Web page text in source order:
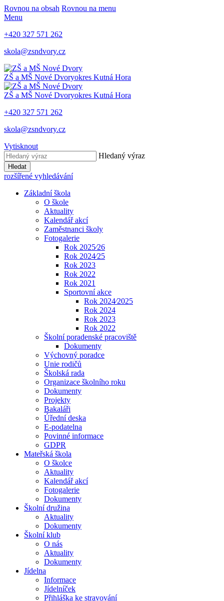
Rovnou na obsah Rovnou na menu
Menu
+420 327 571 262
skola@zsndvory.cz
ZŠ a MŠ Nové Dvoryokres Kutná Hora
ZŠ a MŠ Nové Dvoryokres Kutná Hora
+420 327 571 262
skola@zsndvory.cz
Vytisknout
Hledaný výraz
Hledat
rozšířené vyhledávání
Základní škola
O škole
Aktuality
Kalendář akcí
Zaměstnanci školy
Fotogalerie
Rok 2025⁄26
Rok 2024⁄25
Rok 2023
Rok 2022
Rok 2021
Sportovní akce
Rok 2024⁄2025
Rok 2024
Rok 2023
Rok 2022
Školní poradenské pracoviště
Dokumenty
Výchovný poradce
Unie rodičů
Školská rada
Organizace školního roku
Dokumenty
Projekty
Bakaláři
Úřední deska
E-podatelna
Povinné informace
GDPR
Mateřská škola
O školce
Aktuality
Kalendář akcí
Fotogalerie
Dokumenty
Školní družina
Aktuality
Dokumenty
Školní klub
O nás
Aktuality
Dokumenty
Jídelna
Informace
Jídelníček
Přihláška ke stravování